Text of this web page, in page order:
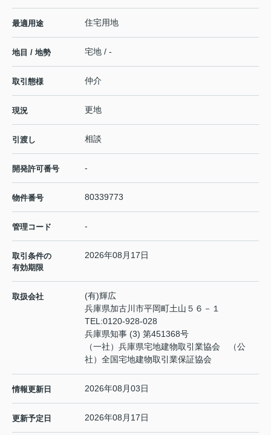
最適用途 住宅用地
地目 / 地勢 宅地 / -
取引態様 仲介
現況 更地
引渡し 相談
開発許可番号 -
物件番号 80339773
管理コード -
取引条件の
有効期限
2026年08月17日
取扱会社
(有)輝広
兵庫県加古川市平岡町土山５６－１
TEL:0120-928-028
兵庫県知事 (3) 第451368号
（一社）兵庫県宅地建物取引業協会 （公
社）全国宅地建物取引業保証協会
情報更新日 2026年08月03日
更新予定日 2026年08月17日